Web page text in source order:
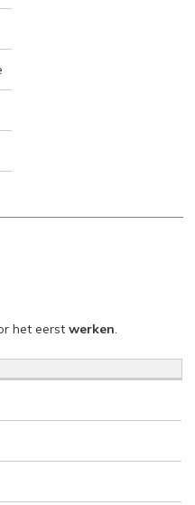
het eerstwerken.